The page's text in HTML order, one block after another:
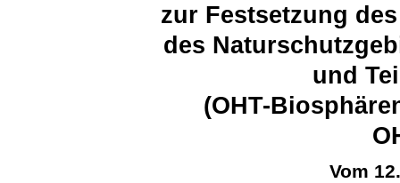
zur Festsetzung
des
und
(OHT-
Vom